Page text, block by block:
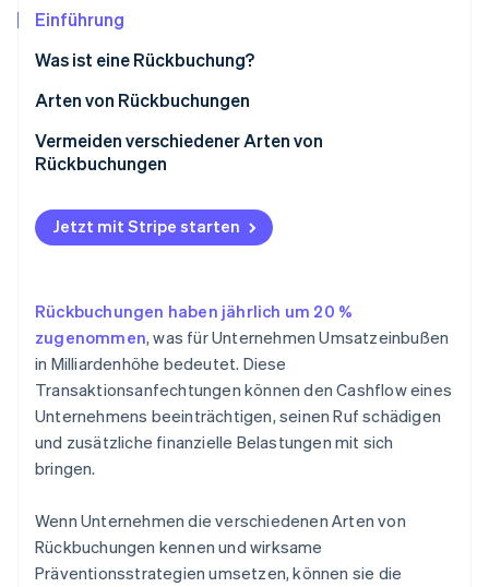
Start-up-Gründung
Climate
CO₂-Entnahme
Identity
Online-Identitätsprüfung
Erfahren Sie, wie Stripe Lösungen für die
Jetzt ansehen
Partner
Einführung
Was ist eine Rückbuchung?
Arten von Rückbuchungen
Rückbuchungen aufgrund von Händlerfehlern
Rückbuchungsbetrug
Friendly Fraud
Vermeiden verschiedener Arten von
Rückbuchungen
Vermeidung von Rückbuchungen aufgrund von
Unternehmensfehlern
Prävention von Friendly Fraud
Jetzt mit Stripe starten
Rückbuchungen haben jährlich um 20 %
zugenommen, was für Unternehmen Umsatzeinbußen
in Milliardenhöhe bedeutet. Diese
Transaktionsanfechtungen können den Cashflow eines
Unternehmens beeinträchtigen, seinen Ruf schädigen
und zusätzliche finanzielle Belastungen mit sich
bringen.
Wenn Unternehmen die verschiedenen Arten von
Rückbuchungen kennen und wirksame
Präventionsstrategien umsetzen, können sie die